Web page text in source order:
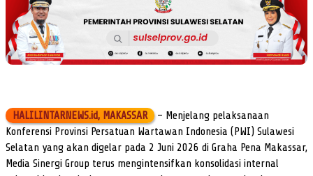
HALILINTARNEWS.id, MAKASSAR – Menjelang pelaksanaan
Konferensi Provinsi Persatuan Wartawan Indonesia (PWI) Sulawesi
Selatan yang akan digelar pada 2 Juni 2026 di Graha Pena Makassar,
Media Sinergi Group terus mengintensifkan konsolidasi internal